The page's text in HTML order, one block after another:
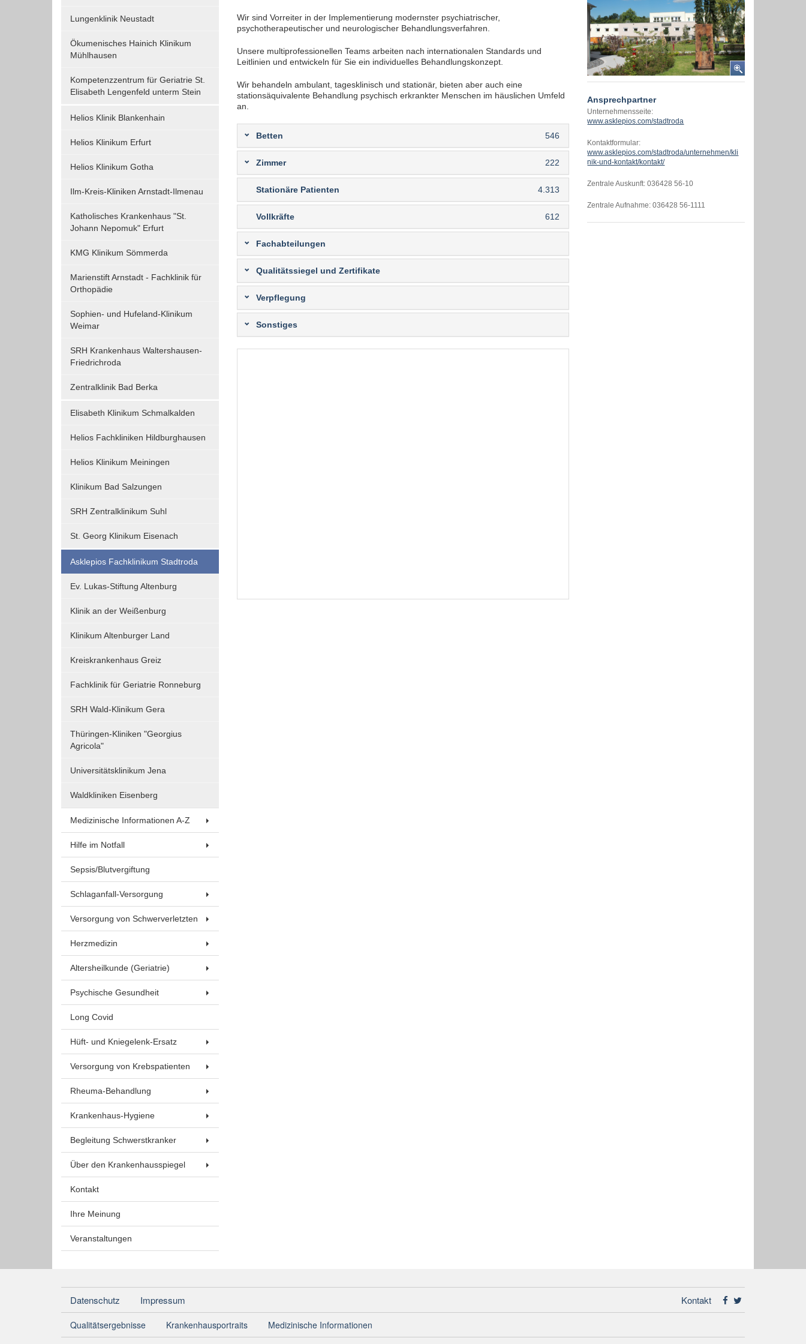
Lungenklinik Neustadt
Ökumenisches Hainich Klinikum
Mühlhausen
Kompetenzzentrum für Geriatrie St.
Elisabeth Lengenfeld unterm Stein
Helios Klinik Blankenhain
Helios Klinikum Erfurt
Helios Klinikum Gotha
Ilm-Kreis-Kliniken Arnstadt-Ilmenau
Katholisches Krankenhaus "St.
Johann Nepomuk" Erfurt
KMG Klinikum Sömmerda
Marienstift Arnstadt - Fachklinik für
Orthopädie
Sophien- und Hufeland-Klinikum
Weimar
SRH Krankenhaus Waltershausen-
Friedrichroda
Zentralklinik Bad Berka
Elisabeth Klinikum Schmalkalden
Helios Fachkliniken Hildburghausen
Helios Klinikum Meiningen
Klinikum Bad Salzungen
SRH Zentralklinikum Suhl
St. Georg Klinikum Eisenach
Asklepios Fachklinikum Stadtroda
Ev. Lukas-Stiftung Altenburg
Klinik an der Weißenburg
Klinikum Altenburger Land
Kreiskrankenhaus Greiz
Fachklinik für Geriatrie Ronneburg
SRH Wald-Klinikum Gera
Thüringen-Kliniken "Georgius
Agricola"
Universitätsklinikum Jena
Waldkliniken Eisenberg
Medizinische Informationen A-Z
Hilfe im Notfall
Sepsis/Blutvergiftung
Schlaganfall-Versorgung
Versorgung von Schwerverletzten
Herzmedizin
Altersheilkunde (Geriatrie)
Psychische Gesundheit
Long Covid
Hüft- und Kniegelenk-Ersatz
Versorgung von Krebspatienten
Rheuma-Behandlung
Krankenhaus-Hygiene
Begleitung Schwerstkranker
Über den Krankenhausspiegel
Kontakt
Ihre Meinung
Veranstaltungen
Wir sind Vorreiter in der Implementierung modernster psychiatrischer,
psychotherapeutischer und neurologischer Behandlungsverfahren.
Unsere multiprofessionellen Teams arbeiten nach internationalen Standards und
Leitlinien und entwickeln für Sie ein individuelles Behandlungskonzept.
Wir behandeln ambulant, tagesklinisch und stationär, bieten aber auch eine
stationsäquivalente Behandlung psychisch erkrankter Menschen im häuslichen Umfeld
an.
Betten 546
Zimmer 222
Stationäre Patienten 4.313
Vollkräfte 612
Fachabteilungen
Qualitätssiegel und Zertifikate
Verpflegung
Sonstiges
Ansprechpartner
Unternehmensseite:
www.asklepios.com/stadtroda
Kontaktformular:
www.asklepios.com/stadtroda/unternehmen/kli
nik-und-kontakt/kontakt/
Zentrale Auskunft: 036428 56-10
Zentrale Aufnahme: 036428 56-1111
Datenschutz Impressum Kontakt
Qualitätsergebnisse Krankenhausportraits Medizinische Informationen
Funktionen und sind für die einwandfreie Funktion
Einverständnis-Cookie
Zweck:
ausgewählten Einverständnis-
Laufzeit:
EXTERNE MEDIEN
Um Inhalte von Videoplattformen und Social Media
Plattformen anzeigen zu können, werden von